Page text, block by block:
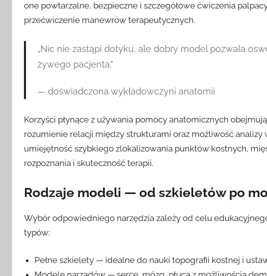
one powtarzalne, bezpieczne i szczegółowe ćwiczenia
przećwiczenie manewrów terapeutycznych.
„Nic nie zastąpi dotyku, ale dobry model pozwala
żywego pacjenta.”
— doświadczona wykładowczyni anatomii
Korzyści płynące z używania pomocy anatomicznych
rozumienie relacji między strukturami oraz możliwość
umiejętność szybkiego zlokalizowania punktów kostnych,
rozpoznania i skuteczność terapii.
Rodzaje modeli — od szkieletów po
Wybór odpowiedniego narzędzia zależy od celu
typów:
Pełne szkielety — idealne do nauki topografii kostnej i